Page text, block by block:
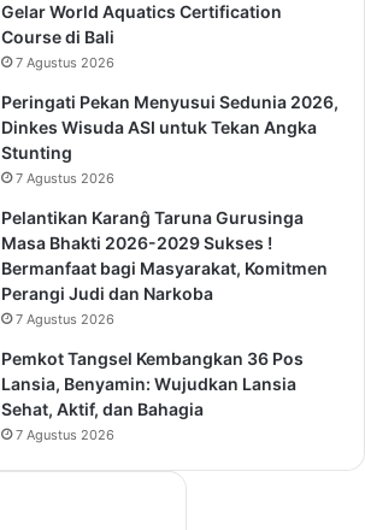
Gelar World Aquatics Certification
Course di Bali
7 Agustus 2026
Peringati Pekan Menyusui Sedunia 2026,
Dinkes Wisuda ASI untuk Tekan Angka
Stunting
7 Agustus 2026
Pelantikan Karanĝ Taruna Gurusinga
Masa Bhakti 2026-2029 Sukses !
Bermanfaat bagi Masyarakat, Komitmen
Perangi Judi dan Narkoba
7 Agustus 2026
Pemkot Tangsel Kembangkan 36 Pos
Lansia, Benyamin: Wujudkan Lansia
Sehat, Aktif, dan Bahagia
7 Agustus 2026